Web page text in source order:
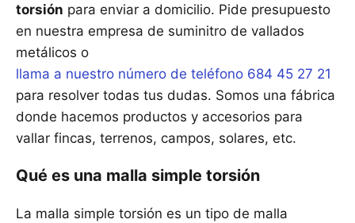
torsión para enviar a domicilio. Pide presupuesto
en nuestra empresa de suminitro de vallados
metálicos o
llama a nuestro número de teléfono 684 45 27 21
para resolver todas tus dudas. Somos una fábrica
donde hacemos productos y accesorios para
vallar fincas, terrenos, campos, solares, etc.
Qué es una malla simple torsión
La malla simple torsión es un tipo de malla